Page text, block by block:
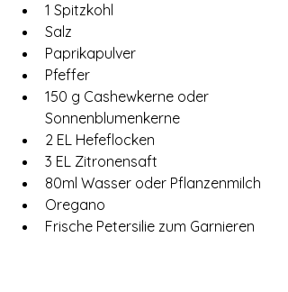
1 Spitzkohl
Salz
Paprikapulver
Pfeffer
150 g Cashewkerne oder
Sonnenblumenkerne
2 EL Hefeflocken
3 EL Zitronensaft
80ml Wasser oder Pflanzenmilch
Oregano
Frische Petersilie zum Garnieren